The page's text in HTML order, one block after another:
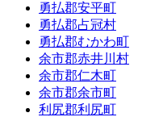
勇払郡安平町
勇払郡占冠村
勇払郡むかわ町
余市郡赤井川村
余市郡仁木町
余市郡余市町
利尻郡利尻町